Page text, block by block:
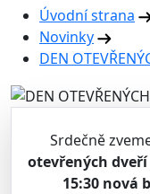
Úvodní strana
Novinky
DEN
Srdečně
otevřených dveří
15:30 nová